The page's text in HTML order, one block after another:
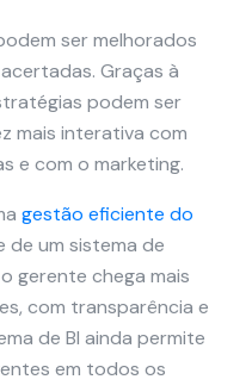
ser melhorados
Graças à
podem ser
mais interativa com
e com o marketing.
gestão eficiente do
um sistema de
gerente chega mais
com transparência e
de BI ainda permite
em todos os